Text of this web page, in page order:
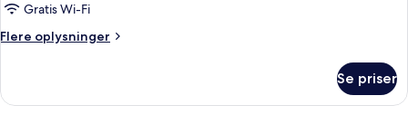
Gratis Wi-Fi
Flere oplysninger
Flere
Se priser